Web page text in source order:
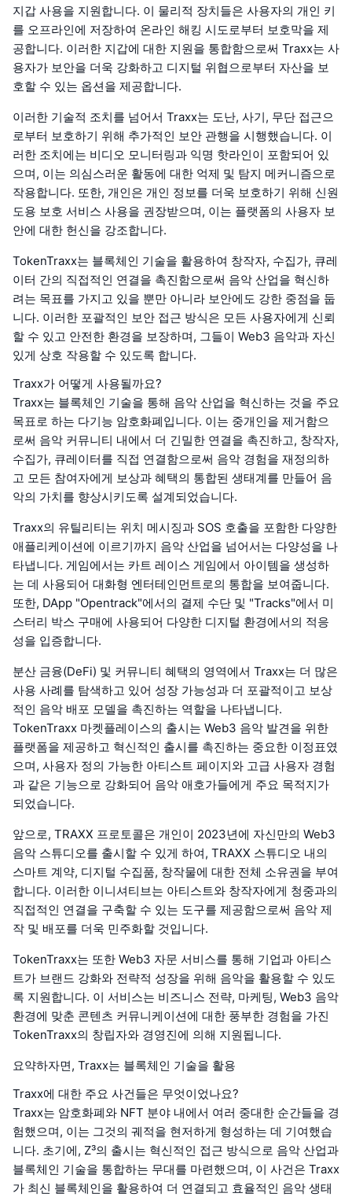
지갑 사용을 지원합니다. 이 물리적 장치들은 사용자의 개인 키
를 오프라인에 저장하여 온라인 해킹 시도로부터 보호막을 제
공합니다. 이러한 지갑에 대한 지원을 통합함으로써 Traxx는 사
용자가 보안을 더욱 강화하고 디지털 위협으로부터 자산을 보
호할 수 있는 옵션을 제공합니다.
이러한 기술적 조치를 넘어서 Traxx는 도난, 사기, 무단 접근으
로부터 보호하기 위해 추가적인 보안 관행을 시행했습니다. 이
러한 조치에는 비디오 모니터링과 익명 핫라인이 포함되어 있
으며, 이는 의심스러운 활동에 대한 억제 및 탐지 메커니즘으로
작용합니다. 또한, 개인은 개인 정보를 더욱 보호하기 위해 신원
도용 보호 서비스 사용을 권장받으며, 이는 플랫폼의 사용자 보
안에 대한 헌신을 강조합니다.
TokenTraxx는 블록체인 기술을 활용하여 창작자, 수집가, 큐레
이터 간의 직접적인 연결을 촉진함으로써 음악 산업을 혁신하
려는 목표를 가지고 있을 뿐만 아니라 보안에도 강한 중점을 둡
니다. 이러한 포괄적인 보안 접근 방식은 모든 사용자에게 신뢰
할 수 있고 안전한 환경을 보장하며, 그들이 Web3 음악과 자신
있게 상호 작용할 수 있도록 합니다.
Traxx가 어떻게 사용될까요?
Traxx는 블록체인 기술을 통해 음악 산업을 혁신하는 것을 주요
목표로 하는 다기능 암호화폐입니다. 이는 중개인을 제거함으
로써 음악 커뮤니티 내에서 더 긴밀한 연결을 촉진하고, 창작자,
수집가, 큐레이터를 직접 연결함으로써 음악 경험을 재정의하
고 모든 참여자에게 보상과 혜택의 통합된 생태계를 만들어 음
악의 가치를 향상시키도록 설계되었습니다.
Traxx의 유틸리티는 위치 메시징과 SOS 호출을 포함한 다양한
애플리케이션에 이르기까지 음악 산업을 넘어서는 다양성을 나
타냅니다. 게임에서는 카트 레이스 게임에서 아이템을 생성하
는 데 사용되어 대화형 엔터테인먼트로의 통합을 보여줍니다.
또한, DApp "Opentrack"에서의 결제 수단 및 "Tracks"에서 미
스터리 박스 구매에 사용되어 다양한 디지털 환경에서의 적응
성을 입증합니다.
분산 금융(DeFi) 및 커뮤니티 혜택의 영역에서 Traxx는 더 많은
사용 사례를 탐색하고 있어 성장 가능성과 더 포괄적이고 보상
적인 음악 배포 모델을 촉진하는 역할을 나타냅니다.
TokenTraxx 마켓플레이스의 출시는 Web3 음악 발견을 위한
플랫폼을 제공하고 혁신적인 출시를 촉진하는 중요한 이정표였
으며, 사용자 정의 가능한 아티스트 페이지와 고급 사용자 경험
과 같은 기능으로 강화되어 음악 애호가들에게 주요 목적지가
되었습니다.
앞으로, TRAXX 프로토콜은 개인이 2023년에 자신만의 Web3
음악 스튜디오를 출시할 수 있게 하여, TRAXX 스튜디오 내의
스마트 계약, 디지털 수집품, 창작물에 대한 전체 소유권을 부여
합니다. 이러한 이니셔티브는 아티스트와 창작자에게 청중과의
직접적인 연결을 구축할 수 있는 도구를 제공함으로써 음악 제
작 및 배포를 더욱 민주화할 것입니다.
TokenTraxx는 또한 Web3 자문 서비스를 통해 기업과 아티스
트가 브랜드 강화와 전략적 성장을 위해 음악을 활용할 수 있도
록 지원합니다. 이 서비스는 비즈니스 전략, 마케팅, Web3 음악
환경에 맞춘 콘텐츠 커뮤니케이션에 대한 풍부한 경험을 가진
TokenTraxx의 창립자와 경영진에 의해 지원됩니다.
요약하자면, Traxx는 블록체인 기술을 활용
Traxx에 대한 주요 사건들은 무엇이었나요?
Traxx는 암호화폐와 NFT 분야 내에서 여러 중대한 순간들을 경
험했으며, 이는 그것의 궤적을 현저하게 형성하는 데 기여했습
니다. 초기에, Z³의 출시는 혁신적인 접근 방식으로 음악 산업과
블록체인 기술을 통합하는 무대를 마련했으며, 이 사건은 Traxx
가 최신 블록체인을 활용하여 더 연결되고 효율적인 음악 생태